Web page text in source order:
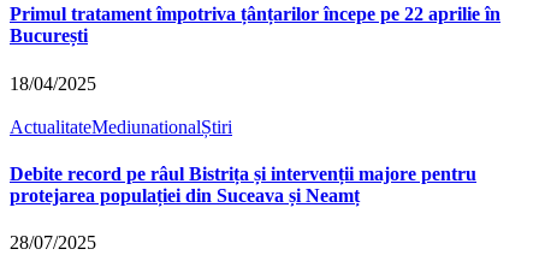
Primul tratament împotriva țânțarilor începe pe 22 aprilie în
București
18/04/2025
ActualitateMediunationalȘtiri
Debite record pe râul Bistrița și intervenții majore pentru
protejarea populației din Suceava și Neamț
28/07/2025